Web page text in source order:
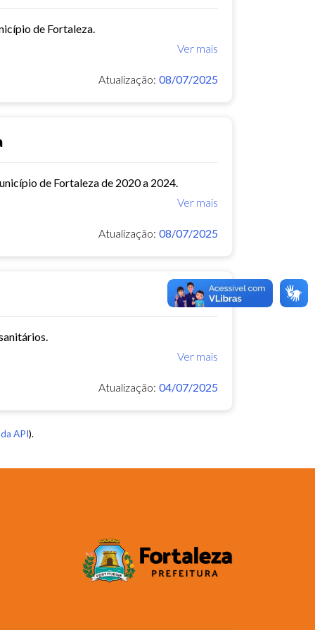
de Fortaleza.
Ver mais
Atualização: 08/07/2025
de Fortaleza de 2020 a 2024.
Ver mais
Atualização: 08/07/2025
Ver mais
Atualização: 04/07/2025
API).